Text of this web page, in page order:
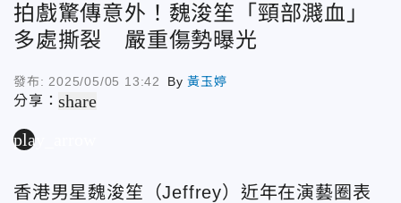
拍戲驚傳意外！魏浚笙「頸部濺血」
多處撕裂 嚴重傷勢曝光
發布: 2025/05/05 13:42 By黃玉婷
分享：share
play_arrow
香港男星魏浚笙（Jeffrey）近年在演藝圈表